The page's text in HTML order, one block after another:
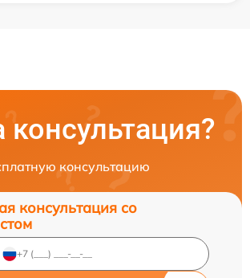
консультацию
консультация со